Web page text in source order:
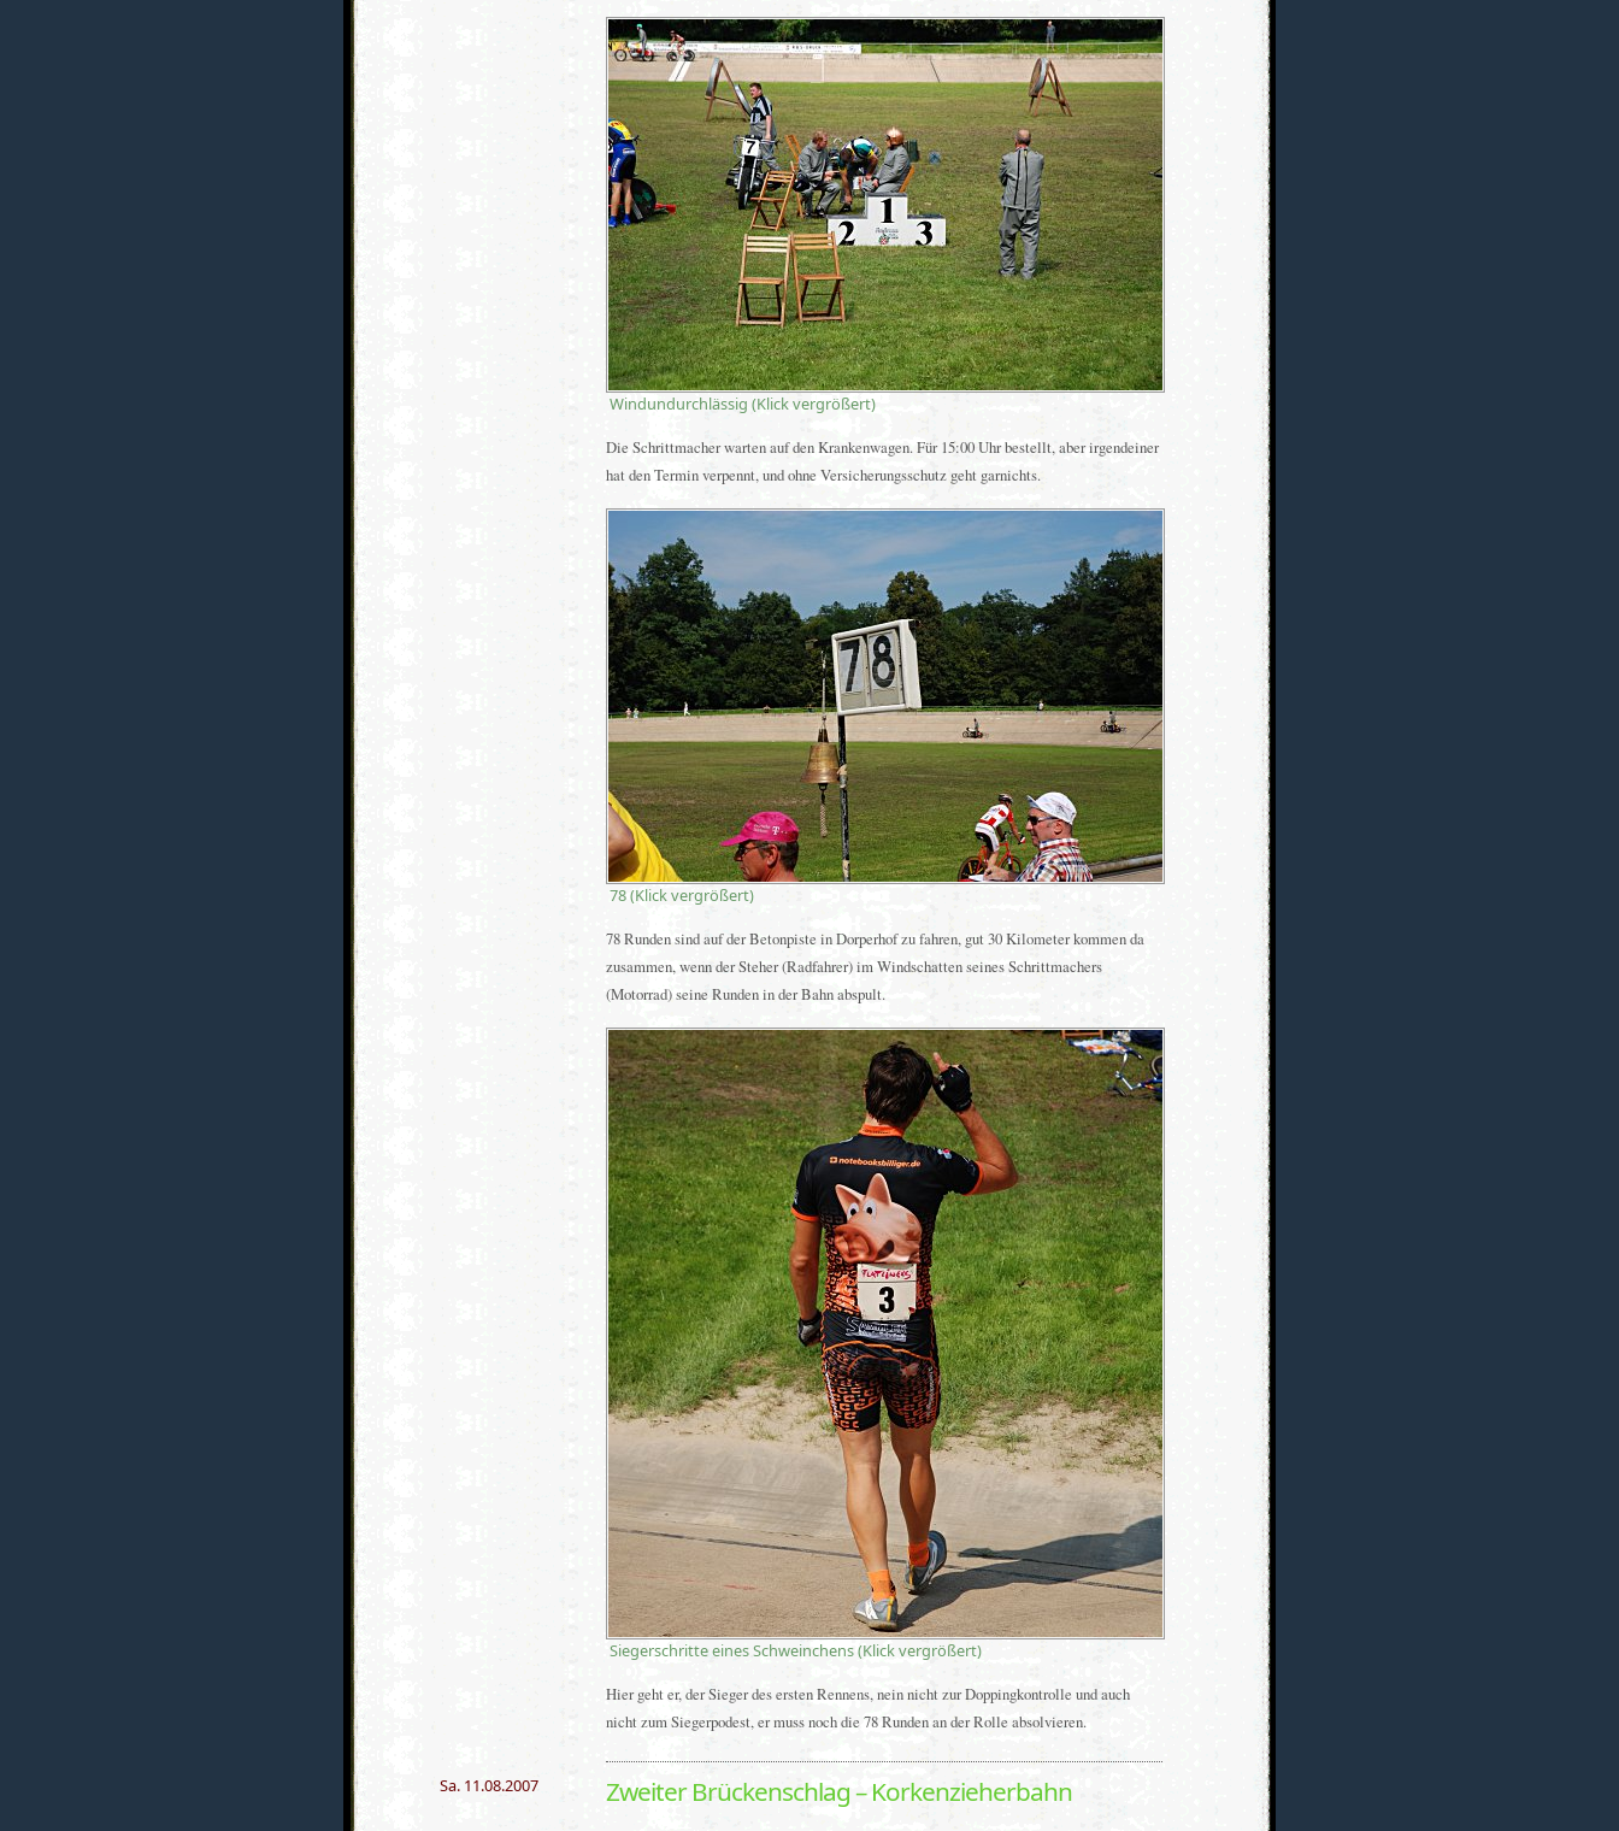
Windundurchlässig (Klick vergrößert)
Die Schrittmacher warten auf den Krankenwagen. Für 15:00 Uhr bestellt, aber irgendeiner
hat den Termin verpennt, und ohne Versicherungsschutz geht garnichts.
78 (Klick vergrößert)
78 Runden sind auf der Betonpiste in Dorperhof zu fahren, gut 30 Kilometer kommen da
zusammen, wenn der Steher (Radfahrer) im Windschatten seines Schrittmachers
(Motorrad) seine Runden in der Bahn abspult.
Siegerschritte eines Schweinchens (Klick vergrößert)
Hier geht er, der Sieger des ersten Rennens, nein nicht zur Doppingkontrolle und auch
nicht zum Siegerpodest, er muss noch die 78 Runden an der Rolle absolvieren.
Sa. 11.08.2007 Zweiter Brückenschlag – Korkenzieherbahn